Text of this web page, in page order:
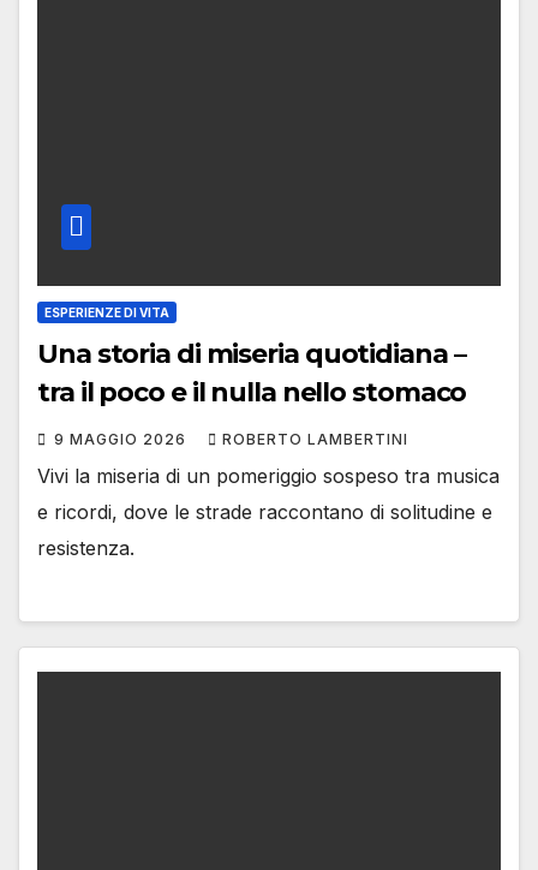
ESPERIENZE DI VITA
Una storia di miseria quotidiana –
tra il poco e il nulla nello stomaco
9 MAGGIO 2026 ROBERTO LAMBERTINI
Vivi la miseria di un pomeriggio sospeso tra musica
e ricordi, dove le strade raccontano di solitudine e
resistenza.